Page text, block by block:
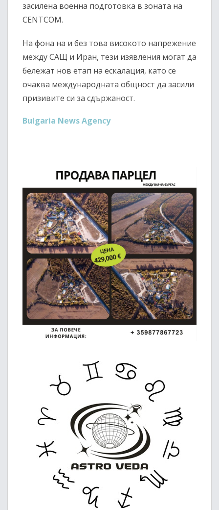
засилена военна подготовка в зоната на
CENTCOM.
На фона на и без това високото напрежение
между САЩ и Иран, тези изявления могат да
бележат нов етап на ескалация, като се
очаква международната общност да засили
призивите си за сдържаност.
Bulgaria News Agency